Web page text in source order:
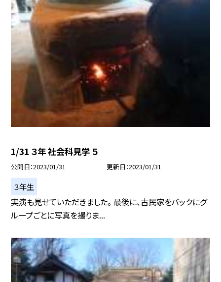
1/31 ３年 社会科見学 ５
公開日 2023/01/31 更新日 2023/01/31
３年生
実演も見せていただきました。 最後に、古民家をバックにグ
ループごとに写真を撮りま...